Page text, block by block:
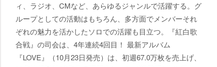
ィ、ラジオ、CMなど、あらゆるジャンルで活躍する。グ
ループとしての活動はもちろん、多方面でメンバーそれ
ぞれの魅力を活かしたソロでの活躍も目立つ。『紅白歌
合戦』の司会は、4年連続4回目！ 最新アルバム
『LOVE』（10月23日発売）は、初週67.0万枚を売上げ、